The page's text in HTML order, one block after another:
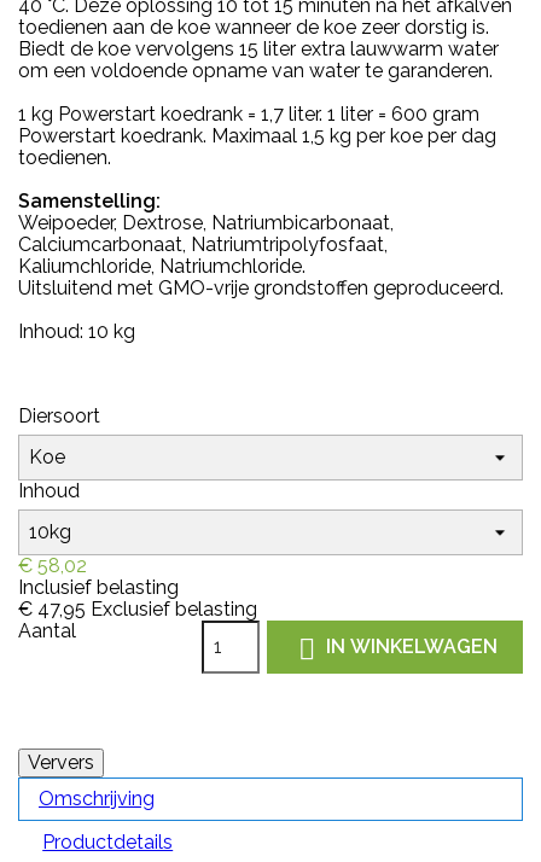
40 °C. Deze oplossing 10 tot 15 minuten na het afkalven
toedienen aan de koe wanneer de koe zeer dorstig is.
Biedt de koe vervolgens 15 liter extra lauwwarm water
om een voldoende opname van water te garanderen.
1 kg Powerstart koedrank = 1,7 liter. 1 liter = 600 gram
Powerstart koedrank. Maximaal 1,5 kg per koe per dag
toedienen.
Samenstelling:
Weipoeder, Dextrose, Natriumbicarbonaat,
Calciumcarbonaat, Natriumtripolyfosfaat,
Kaliumchloride, Natriumchloride.
Uitsluitend met GMO-vrije grondstoffen geproduceerd.
Inhoud: 10 kg
Diersoort
Inhoud
€ 58,02
Inclusief belasting
€ 47,95 Exclusief belasting
Aantal
 IN WINKELWAGEN
Omschrijving
Productdetails